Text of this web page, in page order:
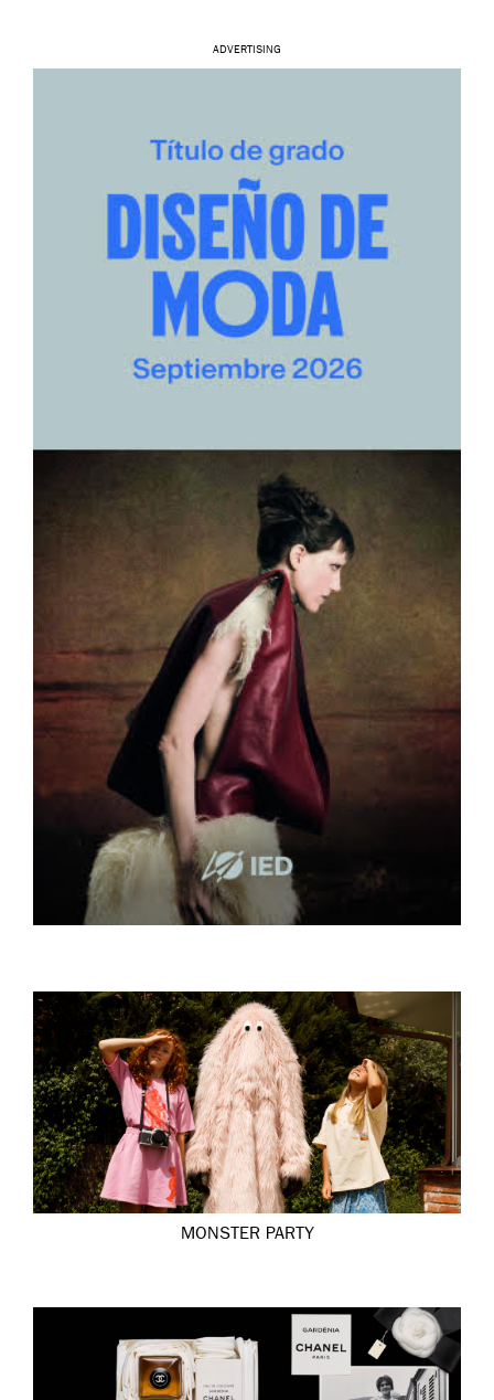
ADVERTISING
MONSTER PARTY